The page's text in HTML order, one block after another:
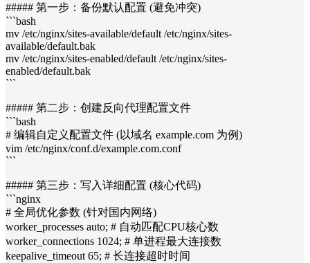
##### 第一步：备份默认配置 (避免冲突)
```bash
mv /etc/nginx/sites-available/default /etc/nginx/sites-
available/default.bak
mv /etc/nginx/sites-enabled/default /etc/nginx/sites-
enabled/default.bak
```
##### 第二步：创建反向代理配置文件
```bash
# 编辑自定义配置文件 (以域名 example.com 为例)
vim /etc/nginx/conf.d/example.com.conf
```
##### 第三步：写入详细配置 (核心代码)
```nginx
# 全局优化参数 (针对国内网络)
worker_processes auto; # 自动匹配CPU核心数
worker_connections 1024; # 单进程最大连接数
keepalive_timeout 65; # 长连接超时时间